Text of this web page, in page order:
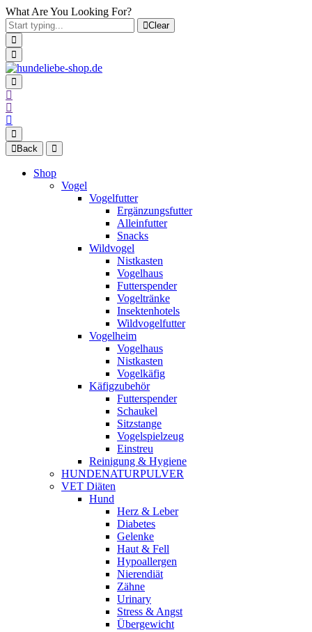
What Are You Looking For?
Clear
Back
Shop
Vogel
Vogelfutter
Ergänzungsfutter
Alleinfutter
Snacks
Wildvogel
Nistkasten
Vogelhaus
Futterspender
Vogeltränke
Insektenhotels
Wildvogelfutter
Vogelheim
Vogelhaus
Nistkasten
Vogelkäfig
Käfigzubehör
Futterspender
Schaukel
Sitzstange
Vogelspielzeug
Einstreu
Reinigung & Hygiene
HUNDENATURPULVER
VET Diäten
Hund
Herz & Leber
Diabetes
Gelenke
Haut & Fell
Hypoallergen
Nierendiät
Zähne
Urinary
Stress & Angst
Übergewicht